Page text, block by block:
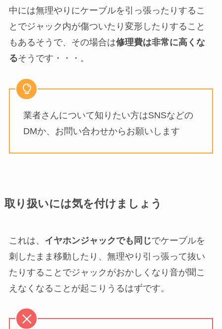
中には無理やりにケーブルを引っ張ったりするこ
とでジャック内が傷ついたり変形したりすること
もあるそうで、その場合は修理費は非常に高くな
るそうです・・・。
業者さんについて知りたい方はSNSなどの
DMか、お問い合わせからお願いします
取り扱いには気を付けましょう
これは、 イヤホンジャックでも同じでケーブルを
刺したまま移動したり、無理やり引っ張って抜い
たりすることでジャックがおかしくなり音が聞こ
えなくなることが起こりうるはずです。